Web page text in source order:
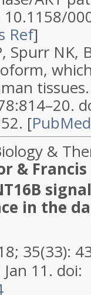
Ref]
Spurr NK,
:814–20.
[PubMed
&
& Francis
in the
35(33):
11. doi: